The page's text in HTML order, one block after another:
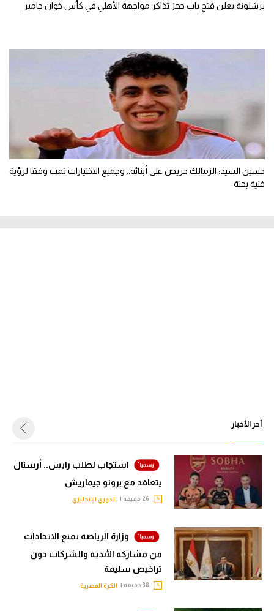
برشلونة يعلن فتح باب حجز تذاكر مواجهة الأهلي في كأس خوان جامبر
حسين السيد: الزمالك حريص على أبنائه.. وجميع الاختيارات تمت وفقا لرؤية
فنية بحتة
أخر الأخبار
استجاب لطلب رايس.. أرسنال
يتعاقد مع برونو جيماريش
الدوري الإنجليزي
وزارة الرياضة تمنع الاتحادات
من مشاركة الأندية والشركات دون
تراخيص سليمة
الكرة المصرية